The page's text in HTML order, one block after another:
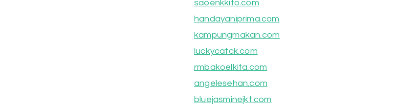
saoenkkito.com
handayaniprima.com
kampungmakan.com
luckycatck.com
rmbakoelkita.com
angelesehan.com
bluejasminejkt.com